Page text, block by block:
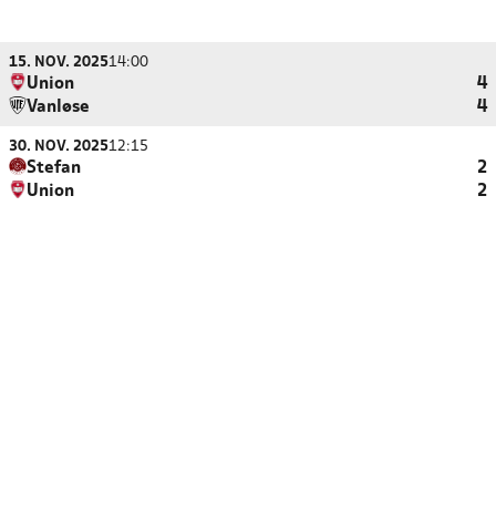
15. NOV. 202514:00
Union
4
Vanløse
4
30. NOV. 202512:15
Stefan
2
Union
2